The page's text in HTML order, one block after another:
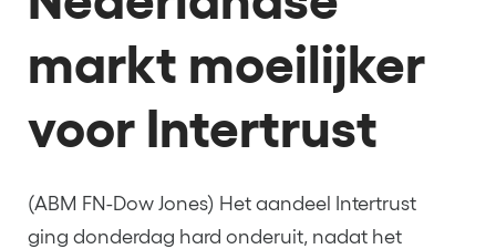
markt moeilijker
voor Intertrust
(ABM FN-Dow Jones) Het aandeel Intertrust
ging donderdag hard onderuit, nadat het